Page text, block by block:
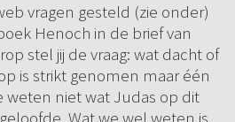
vragen gesteld (zie onder)
Henoch in de brief van
stel jij de vraag: wat dacht of
is strikt genomen maar één
weten niet wat Judas op dit